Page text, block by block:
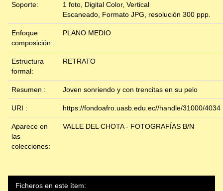
Soporte:
1 foto, Digital Color, Vertical
Escaneado, Formato JPG, resolución 300 ppp.
Enfoque
composición:
PLANO MEDIO
Estructura
formal:
RETRATO
Resumen : Joven sonriendo y con trencitas en su pelo
URI : https://fondoafro.uasb.edu.ec//handle/31000/4034
Aparece en
las
colecciones:
VALLE DEL CHOTA - FOTOGRAFÍAS B/N
Ficheros en este ítem: